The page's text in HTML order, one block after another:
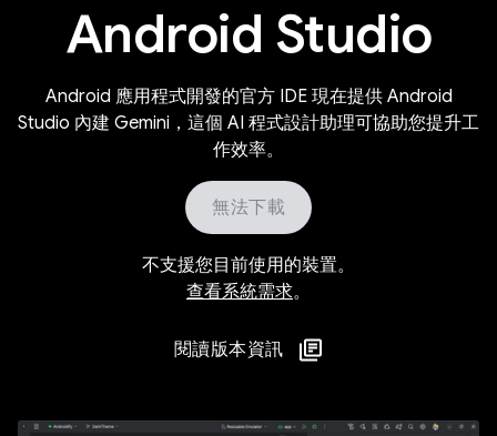
Android Studio
Android 應用程式開發的官方 IDE 現在提供 Android
Studio 內建 Gemini，這個 AI 程式設計助理可協助您提升工
作效率。
無法下載
不支援您目前使用的裝置。
查看系統需求。
閱讀版本資訊